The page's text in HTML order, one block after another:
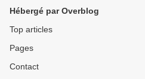
Hébergé par Overblog
Top articles
Pages
Contact